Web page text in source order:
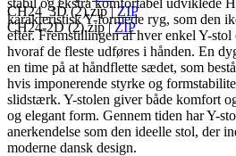
CH24_3D (2).zip|ZIP
CH24-2D (2).zip|ZIP
karakteristisk Y-formede ryg, som den
efter. Fremstillingen af hver enkel Y-stol
hvoraf de fleste udføres i hånden. En
en time på at håndflette sædet, som
hvis imponerende styrke og
slidstærk. Y-stolen giver både komfort
og elegant form. Gennem tiden har Y-
anerkendelse som den ideelle stol, der
moderne dansk design.